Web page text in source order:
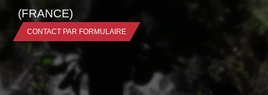
(FRANCE)
CONTACT PAR FORMULAIRE